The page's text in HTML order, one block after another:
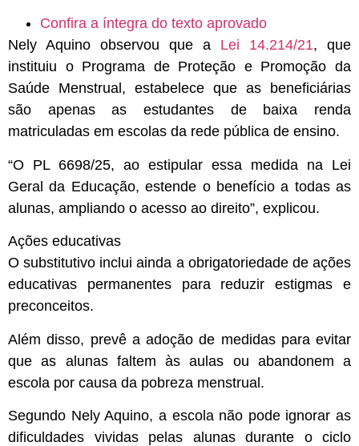
Confira a íntegra do texto aprovado
Nely Aquino observou que a Lei 14.214/21, que
instituiu o Programa de Proteção e Promoção da
Saúde Menstrual, estabelece que as beneficiárias
são apenas as estudantes de baixa renda
matriculadas em escolas da rede pública de ensino.
“O PL 6698/25, ao estipular essa medida na Lei
Geral da Educação, estende o benefício a todas as
alunas, ampliando o acesso ao direito”, explicou.
Ações educativas
O substitutivo inclui ainda a obrigatoriedade de ações
educativas permanentes para reduzir estigmas e
preconceitos.
Além disso, prevê a adoção de medidas para evitar
que as alunas faltem às aulas ou abandonem a
escola por causa da pobreza menstrual.
Segundo Nely Aquino, a escola não pode ignorar as
dificuldades vividas pelas alunas durante o ciclo